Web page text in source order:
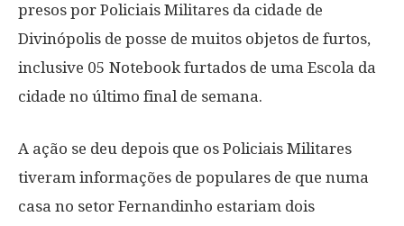
presos por Policiais Militares da cidade de
Divinópolis de posse de muitos objetos de furtos,
inclusive 05 Notebook furtados de uma Escola da
cidade no último final de semana.
A ação se deu depois que os Policiais Militares
tiveram informações de populares de que numa
casa no setor Fernandinho estariam dois